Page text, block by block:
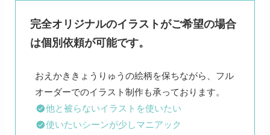
完全オリジナルのイラストがご希望の場合
は個別依頼が可能です。
おえかききょうりゅうの絵柄を保ちながら、フル
他と被らないイラストを使いたい
使いたいシーンが少しマニアック